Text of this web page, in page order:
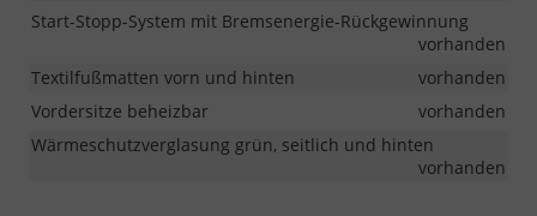
Start-Stopp-System mit Bremsenergie-Rückgewinnung
vorhanden
Textilfußmatten vorn und hinten
vorhanden
Vordersitze beheizbar
vorhanden
Wärmeschutzverglasung grün, seitlich und hinten
vorhanden